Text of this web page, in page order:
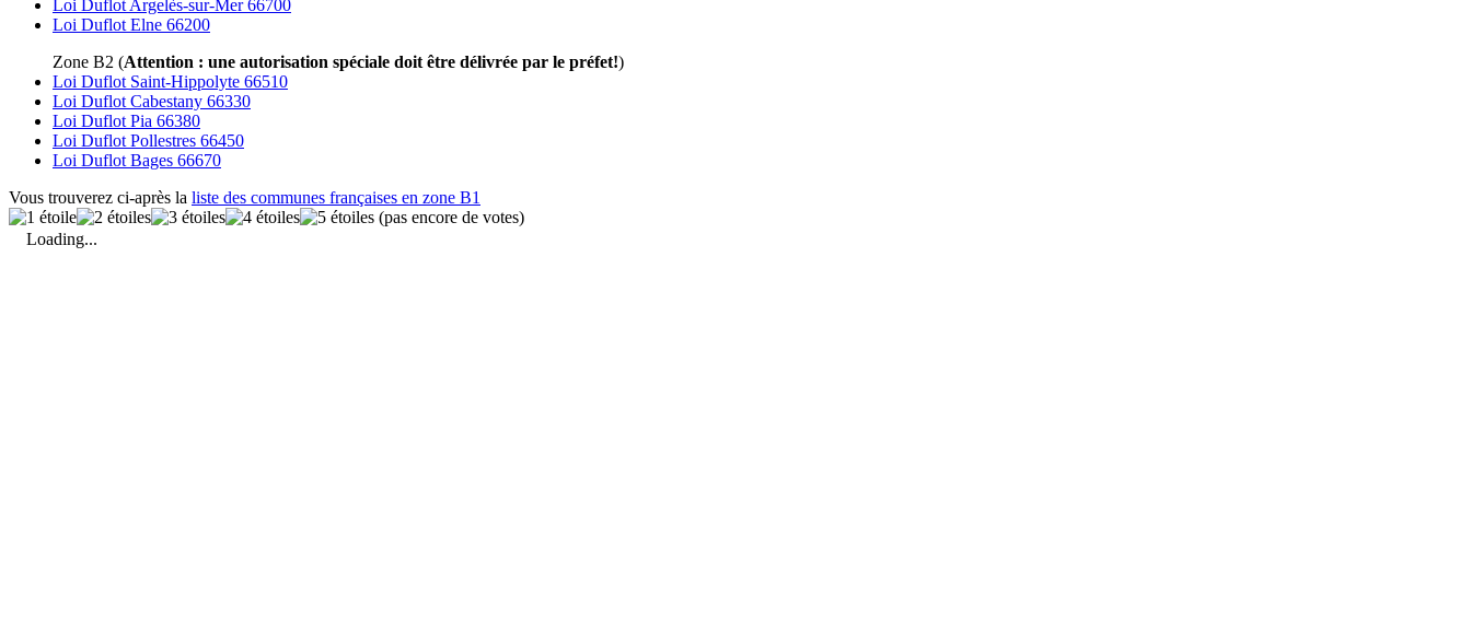
Loi Duflot Argelès-sur-Mer 66700
Loi Duflot Elne 66200
Zone B2 (Attention : une autorisation spéciale doit être délivrée par le préfet!)
Loi Duflot Saint-Hippolyte 66510
Loi Duflot Cabestany 66330
Loi Duflot Pia 66380
Loi Duflot Pollestres 66450
Loi Duflot Bages 66670
Vous trouverez ci-après la liste des communes françaises en zone B1
(pas encore de votes)
Loading...